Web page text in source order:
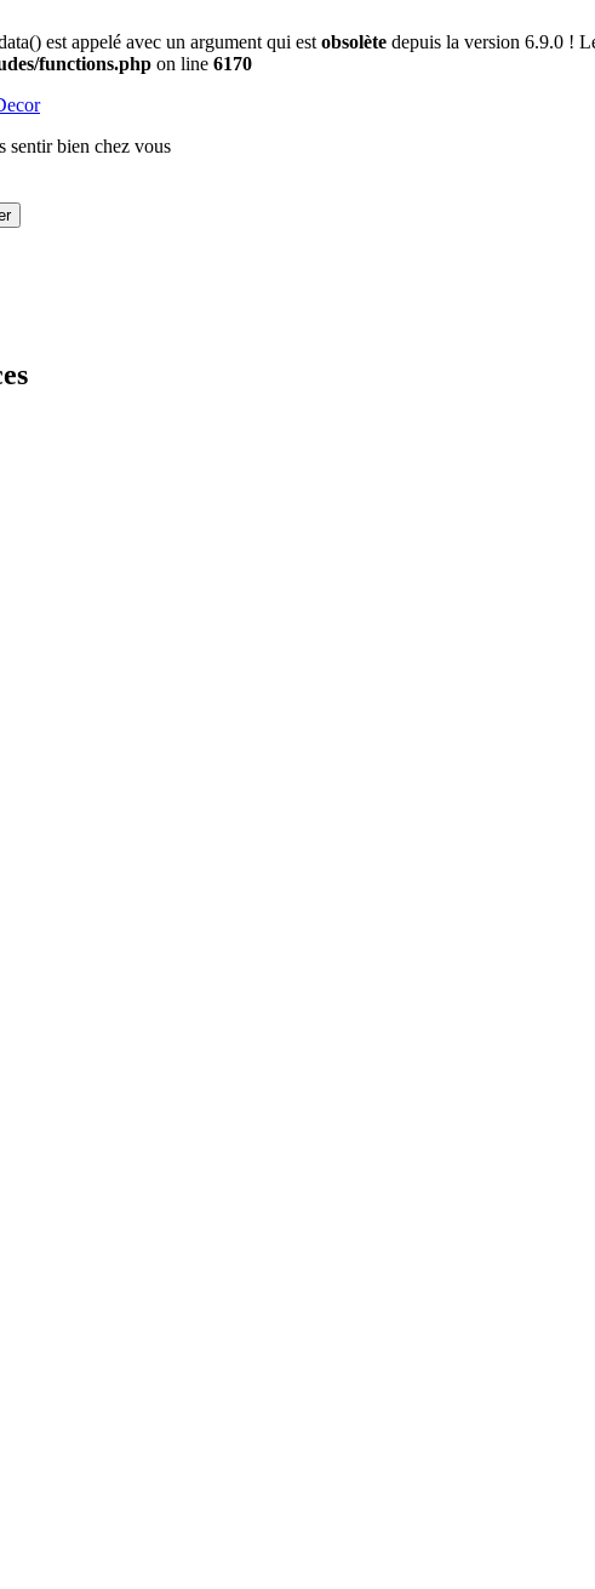
est appelé avec un argument qui est obsolète depuis la version 6.9.0 !
functions.php on line 6170
sentir bien chez vous